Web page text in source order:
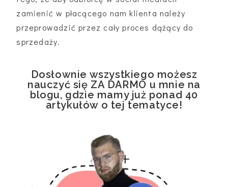
zamienić w płacącego nam klienta należy
przeprowadzić przez cały proces dążący do
sprzedaży.
Dosłownie wszystkiego możesz
nauczyć się ZA DARMO u mnie na
blogu, gdzie mamy już ponad 40
artykułów o tej tematyce!